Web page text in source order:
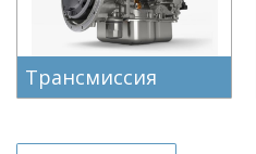
Трансмиссия